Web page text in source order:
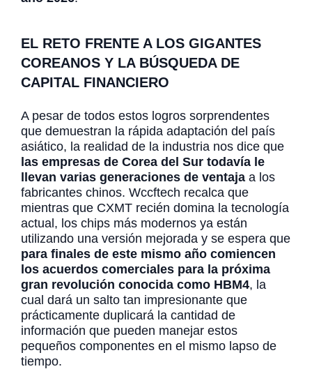
EL RETO FRENTE A LOS GIGANTES
COREANOS Y LA BÚSQUEDA DE
CAPITAL FINANCIERO
A pesar de todos estos logros sorprendentes
que demuestran la rápida adaptación del país
asiático, la realidad de la industria nos dice que
las empresas de Corea del Sur todavía le
llevan varias generaciones de ventaja a los
fabricantes chinos. Wccftech recalca que
mientras que CXMT recién domina la tecnología
actual, los chips más modernos ya están
utilizando una versión mejorada y se espera que
para finales de este mismo año comiencen
los acuerdos comerciales para la próxima
gran revolución conocida como HBM4, la
cual dará un salto tan impresionante que
prácticamente duplicará la cantidad de
información que pueden manejar estos
pequeños componentes en el mismo lapso de
tiempo.